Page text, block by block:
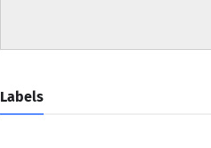
Labels